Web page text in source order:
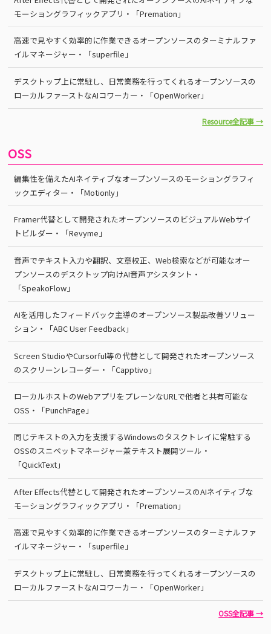
モーショングラフィックアプリ・「Premation」
高速で見やすく効率的に作業できるオープンソースのターミナルファ
イルマネージャー・「superfile」
デスクトップ上に常駐し、日常業務を行ってくれるオープンソースの
ローカルファーストなAIコワーカー・「OpenWorker」
Resource全記事 →
OSS
編集性を備えたAIネイティブなオープンソースのモーショングラフィ
ックエディター・「Motionly」
Framer代替として開発されたオープンソースのビジュアルWebサイ
トビルダー・「Revyme」
音声でテキスト入力や翻訳、文章校正、Web検索などが可能なオー
プンソースのデスクトップ向けAI音声アシスタント・
「SpeakoFlow」
AIを活用したフィードバック主導のオープンソース製品改善ソリュー
ション・「ABC User Feedback」
Screen StudioやCursorful等の代替として開発されたオープンソース
のスクリーンレコーダー・「Capptivo」
ローカルホストのWebアプリをプレーンなURLで他者と共有可能な
OSS・「PunchPage」
同じテキストの入力を支援するWindowsのタスクトレイに常駐する
OSSのスニペットマネージャー兼テキスト展開ツール・
「QuickText」
After Effects代替として開発されたオープンソースのAIネイティブな
モーショングラフィックアプリ・「Premation」
高速で見やすく効率的に作業できるオープンソースのターミナルファ
イルマネージャー・「superfile」
デスクトップ上に常駐し、日常業務を行ってくれるオープンソースの
ローカルファーストなAIコワーカー・「OpenWorker」
OSS全記事 →